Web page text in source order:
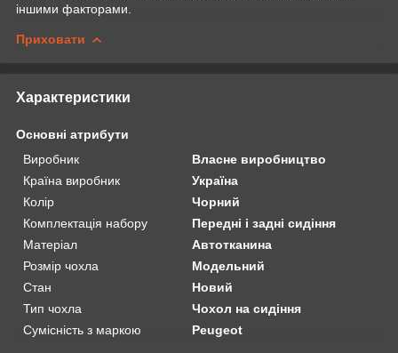
іншими факторами.
Приховати
Характеристики
Основні атрибути
Виробник
Власне виробництво
Країна виробник
Україна
Колір
Чорний
Комплектація набору
Передні і задні сидіння
Матеріал
Автотканина
Розмір чохла
Модельний
Стан
Новий
Тип чохла
Чохол на сидіння
Сумісність з маркою
Peugeot